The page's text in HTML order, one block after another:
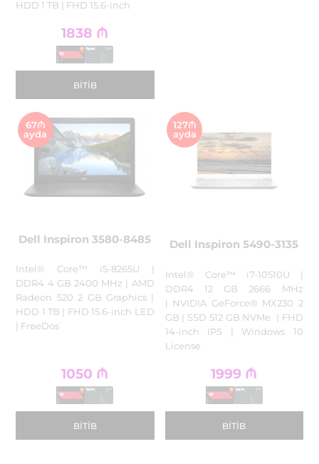
HDD 1 TB | FHD 15.6-inch
1838 ₼
BITIB
67₼
ayda
Dell Inspiron 3580-8485
Intel® Core™ i5-8265U |
DDR4 4 GB 2400 MHz | AMD
Radeon 520 2 GB Graphics |
HDD 1 TB | FHD 15.6-inch LED
| FreeDos
1050 ₼
BITIB
127₼
ayda
Dell Inspiron 5490-3135
Intel® Core™ i7-10510U |
DDR4 12 GB 2666 MHz
| NVIDIA GeForce® MX230 2
GB | SSD 512 GB NVMe | FHD
14-inch IPS | Windows 10
License
1999 ₼
BITIB